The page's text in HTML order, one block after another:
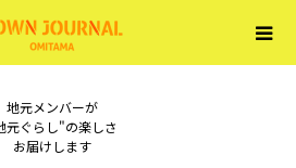
地元メンバーが
元ぐらし"の楽しさ
お届けします